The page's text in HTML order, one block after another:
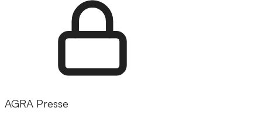
AGRA Presse